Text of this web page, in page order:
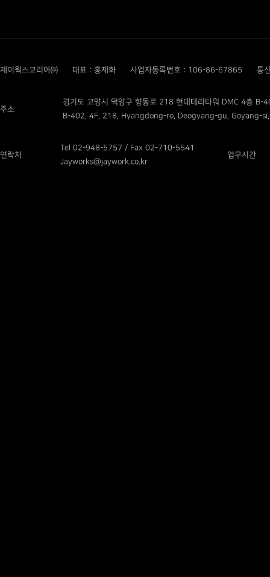
제이웍스코리아㈜ 대표 : 홍재화 사업자등록번호 : 106-86-67865 통
주소
경기도 고양시 덕양구 향동로 218 현대테라타워 DMC 4층 B-
B-402, 4F, 218, Hyangdong-ro, Deogyang-gu, Goyang-
연락처
Tel 02-948-5757 / Fax 02-710-5541
Jayworks@jaywork.co.kr
업무시간